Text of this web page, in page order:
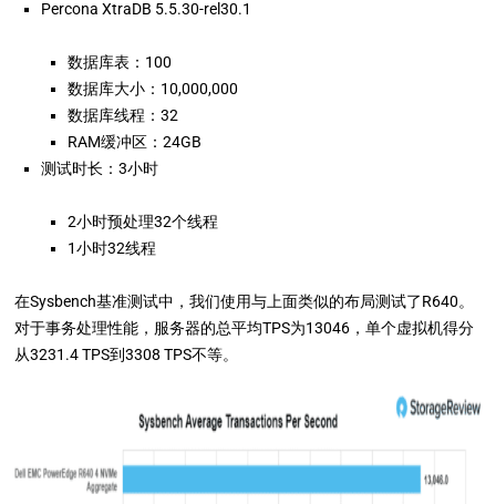
Percona XtraDB 5.5.30-rel30.1
数据库表：100
数据库大小：10,000,000
数据库线程：32
RAM缓冲区：24GB
测试时长：3小时
2小时预处理32个线程
1小时32线程
在Sysbench基准测试中，我们使用与上面类似的布局测试了R640。
对于事务处理性能，服务器的总平均TPS为13046，单个虚拟机得分
从3231.4 TPS到3308 TPS不等。